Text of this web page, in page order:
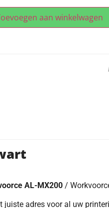
aan winkelwagen
AL-MX200 /
juiste adres voor al uw